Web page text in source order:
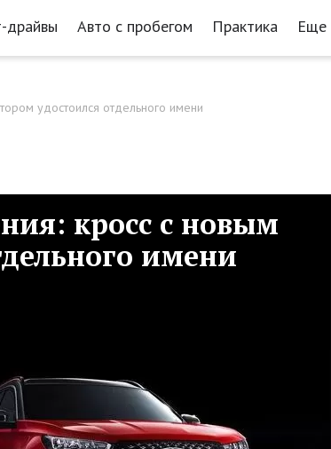
драйвы Авто с пробегом Практика Еще
удостоился отдельного имени
кросс с новым
имени